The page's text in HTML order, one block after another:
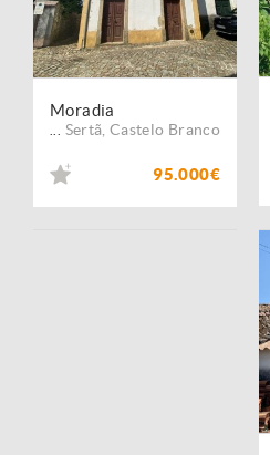
Moradia
Sertã ,Castelo Branco
95.000€